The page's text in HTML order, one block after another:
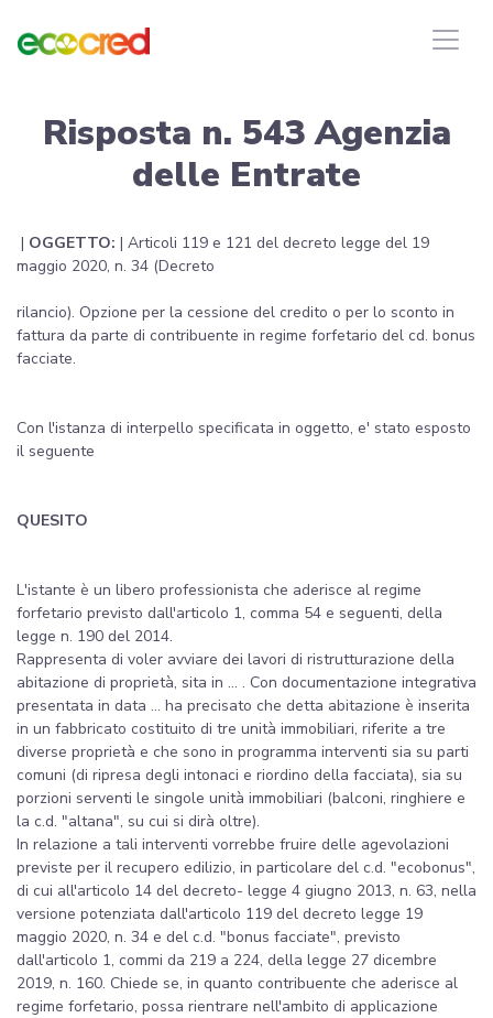
Risposta n. 543 Agenzia
delle Entrate
| OGGETTO: | Articoli 119 e 121 del decreto legge del 19
maggio 2020, n. 34 (Decreto
rilancio). Opzione per la cessione del credito o per lo sconto in
fattura da parte di contribuente in regime forfetario del cd. bonus
facciate.
Con l'istanza di interpello specificata in oggetto, e' stato esposto
il seguente
QUESITO
L'istante è un libero professionista che aderisce al regime
forfetario previsto dall'articolo 1, comma 54 e seguenti, della
legge n. 190 del 2014.
Rappresenta di voler avviare dei lavori di ristrutturazione della
abitazione di proprietà, sita in ... . Con documentazione integrativa
presentata in data ... ha precisato che detta abitazione è inserita
in un fabbricato costituito di tre unità immobiliari, riferite a tre
diverse proprietà e che sono in programma interventi sia su parti
comuni (di ripresa degli intonaci e riordino della facciata), sia su
porzioni serventi le singole unità immobiliari (balconi, ringhiere e
la c.d. "altana", su cui si dirà oltre).
In relazione a tali interventi vorrebbe fruire delle agevolazioni
previste per il recupero edilizio, in particolare del c.d. "ecobonus",
di cui all'articolo 14 del decreto- legge 4 giugno 2013, n. 63, nella
versione potenziata dall'articolo 119 del decreto legge 19
maggio 2020, n. 34 e del c.d. "bonus facciate", previsto
dall'articolo 1, commi da 219 a 224, della legge 27 dicembre
2019, n. 160. Chiede se, in quanto contribuente che aderisce al
regime forfetario, possa rientrare nell'ambito di applicazione